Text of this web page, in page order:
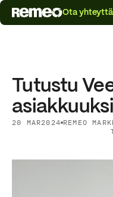
Ota yhteyttä
Tutustu
20 MAR2024 REMEO